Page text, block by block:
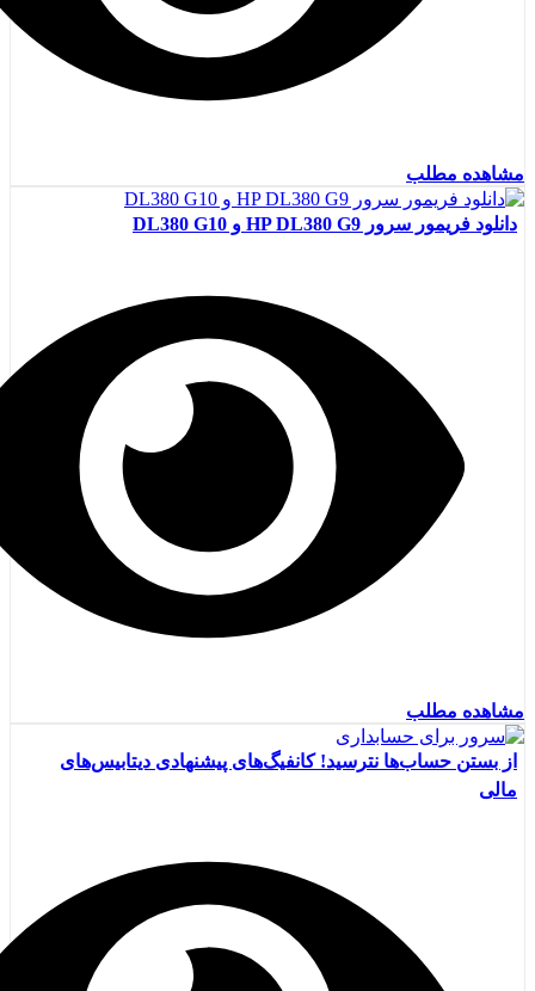
مشاهده مطلب
دانلود فریمور سرور HP DL380 G9 و DL380 G10
مشاهده مطلب
از بستن حساب‌ها نترسید! کانفیگ‌های پیشنهادی دیتابیس‌های
مالی